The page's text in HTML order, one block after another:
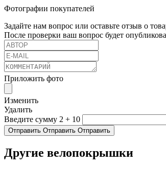
Фотографии покупателей
Задайте нам вопрос или оставьте отзыв о
После проверки ваш вопрос будет
Приложить фото
Изменить
Удалить
Введите сумму 2 + 10
Отправить Отправить Отправить
Другие велопокрышки